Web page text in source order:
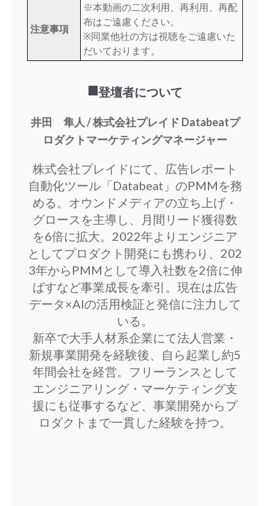
注意事項
※本動画の二次利用、再利用、再配
布はご遠慮ください。
※同業他社の方は視聴をご遠慮いた
だいております。
■登壇者について
井田 隼人 / 株式会社プレイド Databeatプ
ロダクトマーケティングマネージャー
株式会社プレイドにて、広告レポート
自動化ツール「Databeat」のPMMを務
める。オウンドメディアの立ち上げ・
グロースを主導し、月間リード獲得数
を6倍に拡大。2022年よりエンジニア
としてプロダクト開発にも携わり、202
3年からPMMとして導入社数を2倍に伸
ばすなど事業成長を牽引。現在は広告
データ×AIの活用検証と発信に注力して
いる。
新卒で大手人材系企業にて法人営業・
新規事業開発を経験後、自ら起業し約5
年間会社を経営。フリーランスとして
エンジニアリング・マーケティング支
援にも従事するなど、事業開発からプ
ロダクトまで一貫した経験を持つ。